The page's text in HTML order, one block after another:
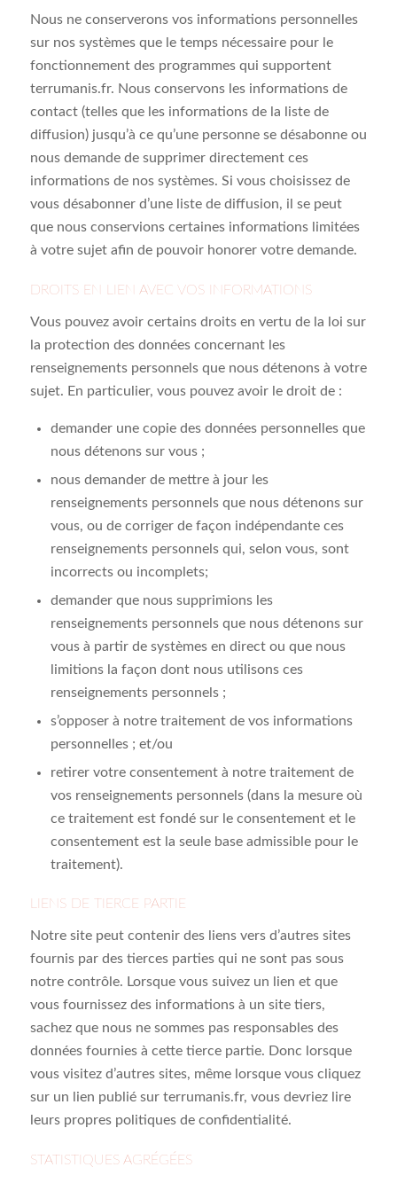
Nous ne conserverons vos informations personnelles
sur nos systèmes que le temps nécessaire pour le
fonctionnement des programmes qui supportent
terrumanis.fr. Nous conservons les informations de
contact (telles que les informations de la liste de
diffusion) jusqu’à ce qu’une personne se désabonne ou
nous demande de supprimer directement ces
informations de nos systèmes. Si vous choisissez de
vous désabonner d’une liste de diffusion, il se peut
que nous conservions certaines informations limitées
à votre sujet afin de pouvoir honorer votre demande.
DROITS EN LIEN AVEC VOS INFORMATIONS
Vous pouvez avoir certains droits en vertu de la loi sur
la protection des données concernant les
renseignements personnels que nous détenons à votre
sujet. En particulier, vous pouvez avoir le droit de :
demander une copie des données personnelles que
nous détenons sur vous ;
nous demander de mettre à jour les
renseignements personnels que nous détenons sur
vous, ou de corriger de façon indépendante ces
renseignements personnels qui, selon vous, sont
incorrects ou incomplets;
demander que nous supprimions les
renseignements personnels que nous détenons sur
vous à partir de systèmes en direct ou que nous
limitions la façon dont nous utilisons ces
renseignements personnels ;
s’opposer à notre traitement de vos informations
personnelles ; et/ou
retirer votre consentement à notre traitement de
vos renseignements personnels (dans la mesure où
ce traitement est fondé sur le consentement et le
consentement est la seule base admissible pour le
traitement).
LIENS DE TIERCE PARTIE
Notre site peut contenir des liens vers d’autres sites
fournis par des tierces parties qui ne sont pas sous
notre contrôle. Lorsque vous suivez un lien et que
vous fournissez des informations à un site tiers,
sachez que nous ne sommes pas responsables des
données fournies à cette tierce partie. Donc lorsque
vous visitez d’autres sites, même lorsque vous cliquez
sur un lien publié sur terrumanis.fr, vous devriez lire
leurs propres politiques de confidentialité.
STATISTIQUES AGRÉGÉES